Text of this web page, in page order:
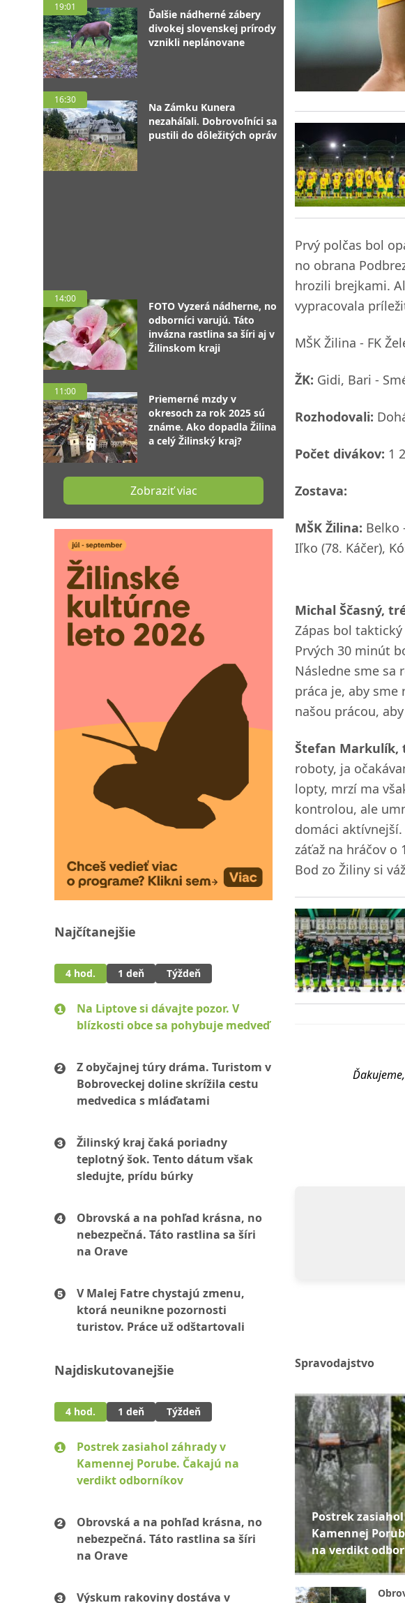
19:01
Ďalšie nádherné zábery
divokej slovenskej prírody
vznikli neplánovane
16:30
Na Zámku Kunera
nezaháľali. Dobrovoľníci sa
pustili do dôležitých opráv
14:00
FOTO Vyzerá nádherne, no
odborníci varujú. Táto
invázna rastlina sa šíri aj v
Žilinskom kraji
11:00
Priemerné mzdy v
okresoch za rok 2025 sú
známe. Ako dopadla Žilina
a celý Žilinský kraj?
Zobraziť viac
Najčítanejšie
4 hod. 1 deň Týždeň
Na Liptove si dávajte pozor. V
blízkosti obce sa pohybuje medveď
Z obyčajnej túry dráma. Turistom v
Bobroveckej doline skrížila cestu
medvedica s mláďatami
Žilinský kraj čaká poriadny
teplotný šok. Tento dátum však
sledujte, prídu búrky
Obrovská a na pohľad krásna, no
nebezpečná. Táto rastlina sa šíri
na Orave
V Malej Fatre chystajú zmenu,
ktorá neunikne pozornosti
turistov. Práce už odštartovali
Najdiskutovanejšie
4 hod. 1 deň Týždeň
Postrek zasiahol záhrady v
Kamennej Porube. Čakajú na
verdikt odborníkov
Obrovská a na pohľad krásna, no
nebezpečná. Táto rastlina sa šíri
na Orave
Výskum rakoviny dostáva v
Prvý polčas bol
no obrana
hrozili brejkami.
vypracovala
MŠK Žilina - FK
ŽK: Gidi, Bari -
Rozhodovali:
Počet divákov: 1
Zostava:
MŠK Žilina: Belko
Iľko (78. Káčer),
Michal Ščasný,
Zápas bol
Prvých 30 minút
Následne sme sa
práca je, aby
našou prácou,
Štefan Markulík,
roboty, ja
lopty, mrzí ma
kontrolou, ale
domáci
záťaž na hráčov
Bod zo Žiliny si
Spravodajstvo
Postrek
Kamennej
na verdikt